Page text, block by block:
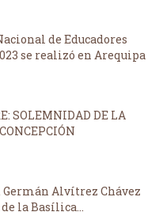
de Educadores
se realizó en Arequipa
SOLEMNIDAD DE LA
Germán Alvítrez Chávez
la Basílica...